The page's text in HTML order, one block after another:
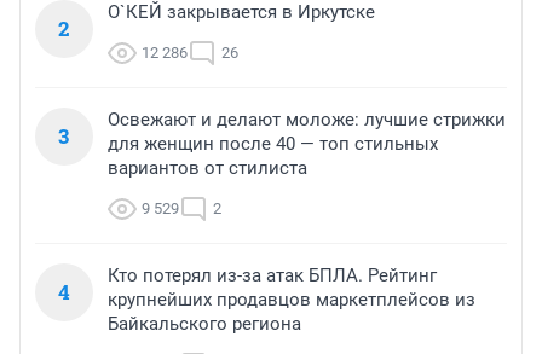
2
О`КЕЙ закрывается в Иркутске
12 286 26
3
Освежают и делают моложе: лучшие стрижки
для женщин после 40 — топ стильных
вариантов от стилиста
9 529 2
4
Кто потерял из-за атак БПЛА. Рейтинг
крупнейших продавцов маркетплейсов из
Байкальского региона